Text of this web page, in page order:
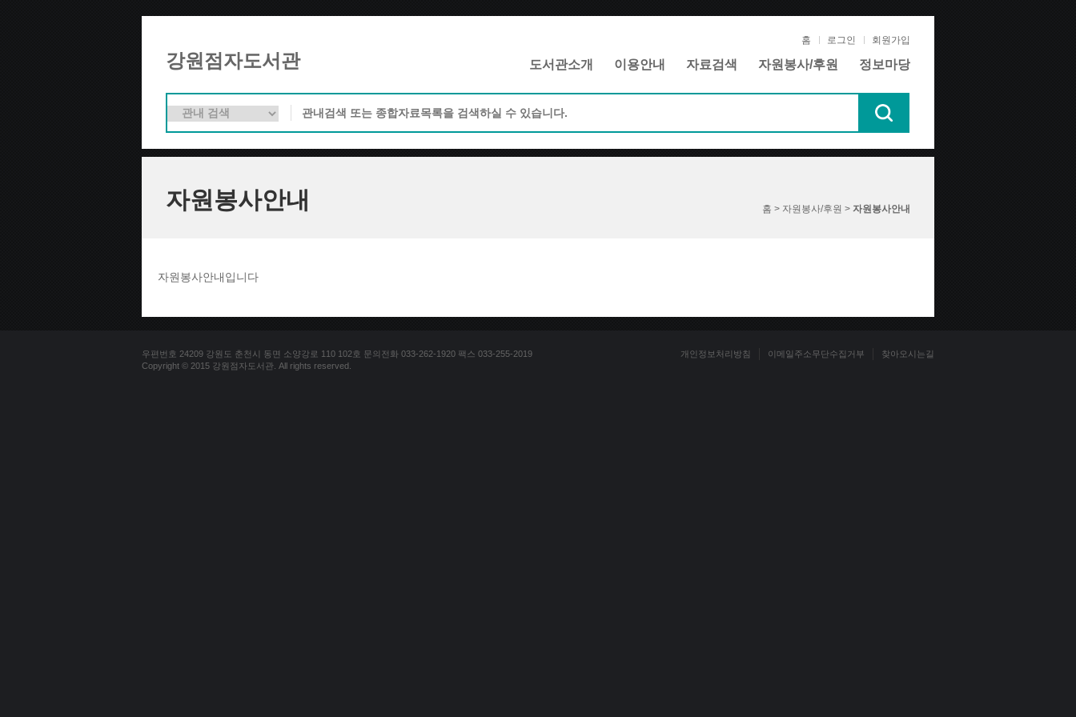
강원점자도서관
홈 로그인 회원가입
도서관소개 이용안내 자료검색 자원봉사/후원 정보마당
자원봉사안내 홈 > 자원봉사/후원 > 자원봉사안내
자원봉사안내입니다
우편번호 24209 강원도 춘천시 동면 소양강로 110 102호 문의전화 033-262-1920 팩스 033-255-2019
Copyright © 2015 강원점자도서관. All rights reserved.
개인정보처리방침 이메일주소무단수집거부 찾아오시는길